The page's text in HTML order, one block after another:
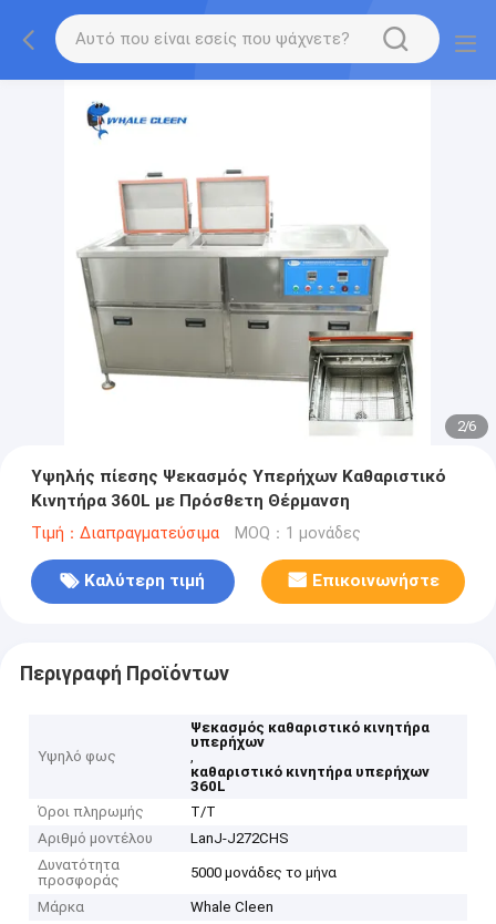
2/6
Υψηλής πίεσης Ψεκασμός Υπερήχων Καθαριστικό
Κινητήρα 360L με Πρόσθετη Θέρμανση
Τιμή：Διαπραγματεύσιμα MOQ：1 μονάδες
Καλύτερη τιμή Επικοινωνήστε
Περιγραφή Προϊόντων
Υψηλό φως
Ψεκασμός καθαριστικό κινητήρα
υπερήχων
,
καθαριστικό κινητήρα υπερήχων
360L
Όροι πληρωμής
T/T
Αριθμό μοντέλου
LanJ-J272CHS
Δυνατότητα
προσφοράς
5000 μονάδες το μήνα
Μάρκα
Whale Cleen